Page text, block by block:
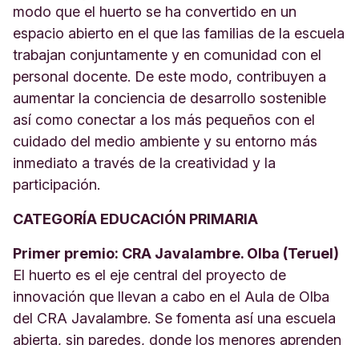
modo que el huerto se ha convertido en un
espacio abierto en el que las familias de la escuela
trabajan conjuntamente y en comunidad con el
personal docente. De este modo, contribuyen a
aumentar la conciencia de desarrollo sostenible
así como conectar a los más pequeños con el
cuidado del medio ambiente y su entorno más
inmediato a través de la creatividad y la
participación.
CATEGORÍA EDUCACIÓN PRIMARIA
Primer premio: CRA Javalambre. Olba (Teruel)
El huerto es el eje central del proyecto de
innovación que llevan a cabo en el Aula de Olba
del CRA Javalambre. Se fomenta así una escuela
abierta, sin paredes, donde los menores aprenden